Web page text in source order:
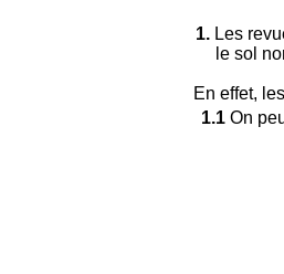
1. Les
le sol
En effet,
1.1 On